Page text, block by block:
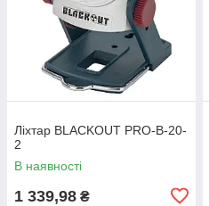
Лiхтар BLACKOUT PRO-B-20-
2
В наявності
1 339,98 ₴